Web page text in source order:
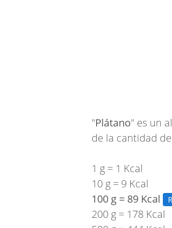
"Plátano" es un
de la cantidad
1 g = 1 Kcal
10 g = 9 Kcal
100 g = 89 Kcal
200 g = 178 Kcal